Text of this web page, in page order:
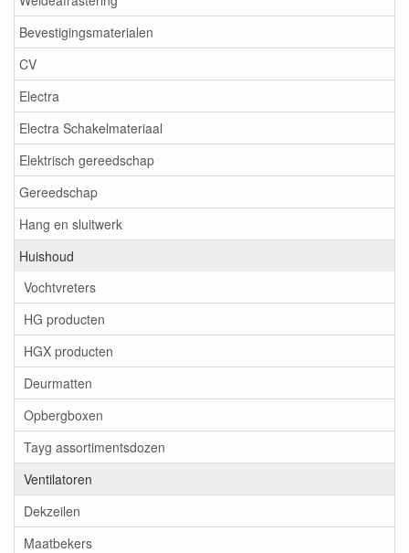
Bevestigingsmaterialen
CV
Electra
Electra Schakelmateriaal
Elektrisch gereedschap
Gereedschap
Hang en sluitwerk
Huishoud
Vochtvreters
HG producten
HGX producten
Deurmatten
Opbergboxen
Tayg assortimentsdozen
Ventilatoren
Dekzeilen
Maatbekers